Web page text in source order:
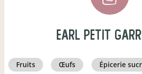
EARL PETIT
fruits œufs épicerie